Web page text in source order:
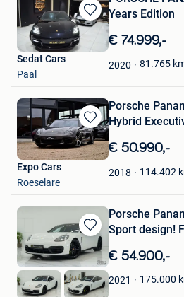
Bewaren
in
Mijn
Favorieten
Years Edition
€ 74.999,-
2020 81.765
Sedat Cars
Paal
Bewaren
in
Mijn
Favorieten
Porsche
Hybrid
€ 50.990,-
2018 114.402
Expo Cars
Roeselare
Bewaren
in
Mijn
Favorieten
Porsche
Sport design!
€ 54.900,-
2021 175.000